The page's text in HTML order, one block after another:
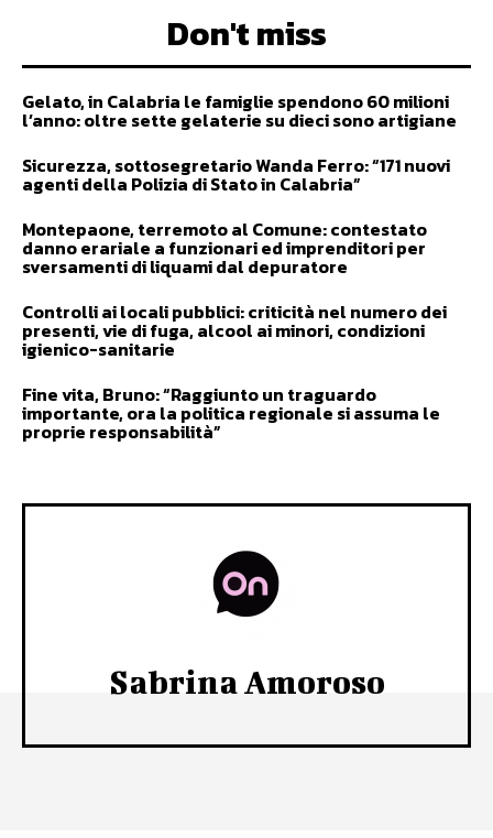
Don't miss
Gelato, in Calabria le famiglie spendono 60 milioni
l’anno: oltre sette gelaterie su dieci sono artigiane
Sicurezza, sottosegretario Wanda Ferro: “171 nuovi
agenti della Polizia di Stato in Calabria”
Montepaone, terremoto al Comune: contestato
danno erariale a funzionari ed imprenditori per
sversamenti di liquami dal depuratore
Controlli ai locali pubblici: criticità nel numero dei
presenti, vie di fuga, alcool ai minori, condizioni
igienico-sanitarie
Fine vita, Bruno: “Raggiunto un traguardo
importante, ora la politica regionale si assuma le
proprie responsabilità”
Sabrina Amoroso